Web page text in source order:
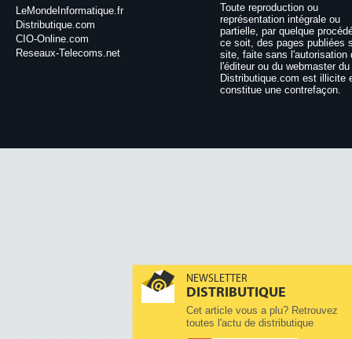
NEWSLETTER
DISTRIBUTIQUE
Cet article vous a plu? Retrouvez
toutes l'actu de distributique
LeMondeInformatique.fr
Distributique.com
CIO-Online.com
Reseaux-Telecoms.net
Toute reproduction ou
représentation intégrale ou
partielle, par quelque
ce soit, des pages publiées
site, faite sans l'autorisation
l'éditeur ou du webmaster
Distributique.com est illicite
constitue une contrefaçon.